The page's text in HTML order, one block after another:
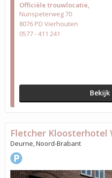
Officiële trouwlocatie
Nunspeterweg 70
8076 PD Vierhouten
0577 - 411 241
Fletcher Kloosterhotel
Deurne, Noord-Brabant